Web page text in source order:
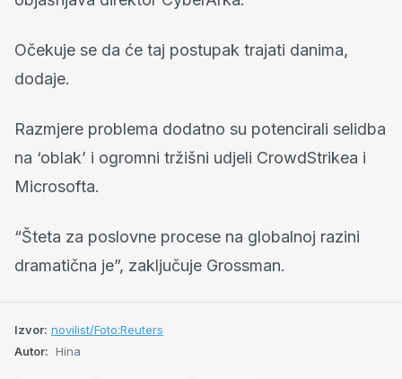
Očekuje se da će taj postupak trajati danima,
dodaje.
Razmjere problema dodatno su potencirali selidba
na ‘oblak’ i ogromni tržišni udjeli CrowdStrikea i
Microsofta.
“Šteta za poslovne procese na globalnoj razini
dramatična je”, zaključuje Grossman.
Izvor: novilist/Foto:Reuters
Autor: Hina